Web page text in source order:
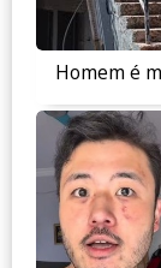
Homem é